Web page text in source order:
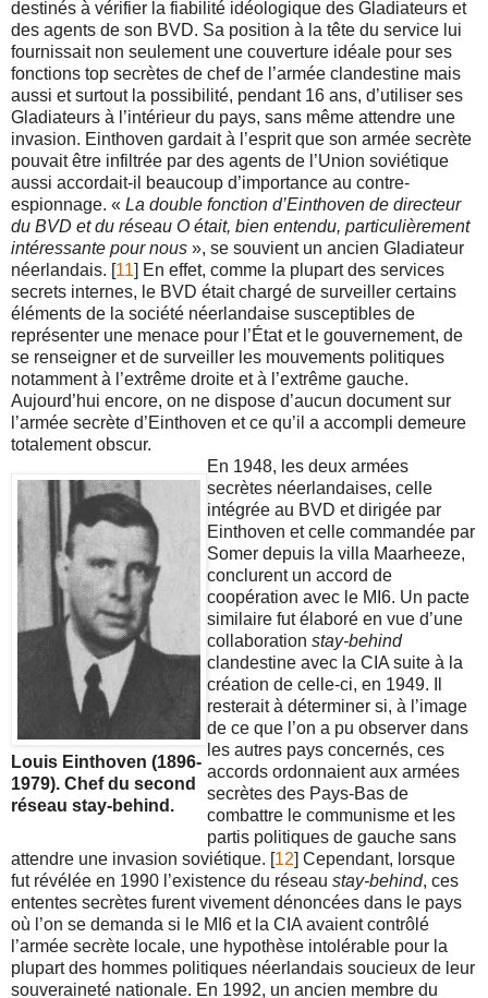
destinés à vérifier la fiabilité idéologique des Gladiateurs et
des agents de son BVD. Sa position à la tête du service lui
fournissait non seulement une couverture idéale pour ses
fonctions top secrètes de chef de l’armée clandestine mais
aussi et surtout la possibilité, pendant 16 ans, d’utiliser ses
Gladiateurs à l’intérieur du pays, sans même attendre une
invasion. Einthoven gardait à l’esprit que son armée secrète
pouvait être infiltrée par des agents de l’Union soviétique
aussi accordait-il beaucoup d’importance au contre-
espionnage. « La double fonction d’Einthoven de directeur
du BVD et du réseau O était, bien entendu, particulièrement
intéressante pour nous », se souvient un ancien Gladiateur
néerlandais. [11] En effet, comme la plupart des services
secrets internes, le BVD était chargé de surveiller certains
éléments de la société néerlandaise susceptibles de
représenter une menace pour l’État et le gouvernement, de
se renseigner et de surveiller les mouvements politiques
notamment à l’extrême droite et à l’extrême gauche.
Aujourd’hui encore, on ne dispose d’aucun document sur
l’armée secrète d’Einthoven et ce qu’il a accompli demeure
totalement obscur.
Louis Einthoven (1896-
1979). Chef du second
réseau stay-behind.
En 1948, les deux armées
secrètes néerlandaises, celle
intégrée au BVD et dirigée par
Einthoven et celle commandée par
Somer depuis la villa Maarheeze,
conclurent un accord de
coopération avec le MI6. Un pacte
similaire fut élaboré en vue d’une
collaboration stay-behind
clandestine avec la CIA suite à la
création de celle-ci, en 1949. Il
resterait à déterminer si, à l’image
de ce que l’on a pu observer dans
les autres pays concernés, ces
accords ordonnaient aux armées
secrètes des Pays-Bas de
combattre le communisme et les
partis politiques de gauche sans
attendre une invasion soviétique. [12] Cependant, lorsque
fut révélée en 1990 l’existence du réseau stay-behind, ces
ententes secrètes furent vivement dénoncées dans le pays
où l’on se demanda si le MI6 et la CIA avaient contrôlé
l’armée secrète locale, une hypothèse intolérable pour la
plupart des hommes politiques néerlandais soucieux de leur
souveraineté nationale. En 1992, un ancien membre du